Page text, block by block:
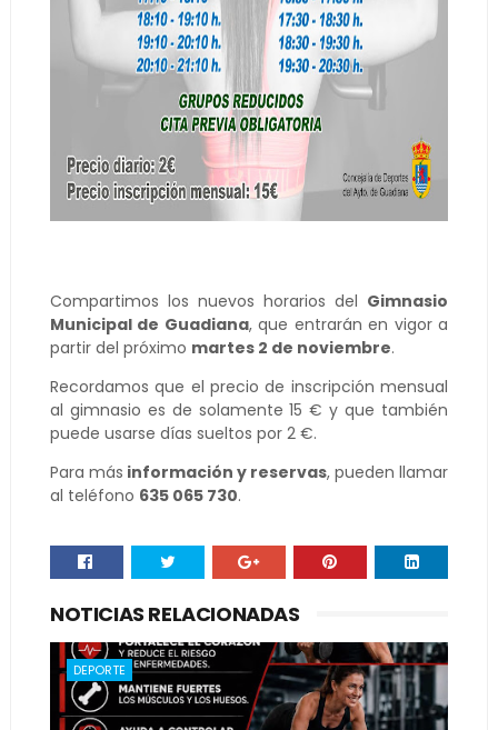
Compartimos los nuevos horarios del Gimnasio
Municipal de Guadiana, que entrarán en vigor a
partir del próximo martes 2 de noviembre.
Recordamos que el precio de inscripción mensual
al gimnasio es de solamente 15 € y que también
puede usarse días sueltos por 2 €.
Para más información y reservas, pueden llamar
al teléfono 635 065 730.
NOTICIAS RELACIONADAS
DEPORTE